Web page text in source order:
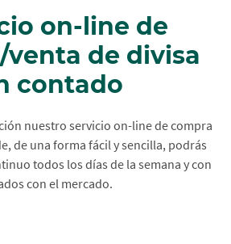
on-line de
de divisa
contado
nuestro servicio on-line de compra
de una forma fácil y sencilla, podrás
todos los días de la semana y con
con el mercado.